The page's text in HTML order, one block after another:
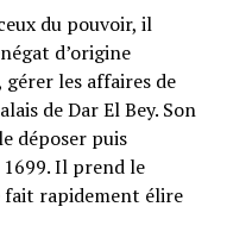
du pouvoir, il
d’origine
les affaires de
de Dar El Bey. Son
déposer puis
1699. Il prend le
fait rapidement élire